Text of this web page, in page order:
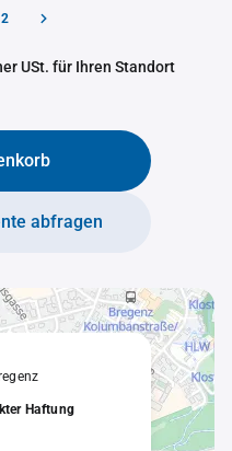
2
USt. für Ihren Standort
abfragen
Haftung